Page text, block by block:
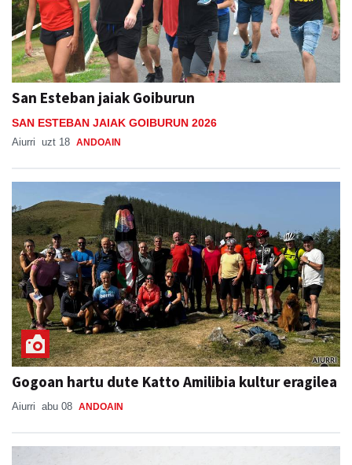
San Esteban jaiak Goiburun
SAN ESTEBAN JAIAK GOIBURUN 2026
Aiurri uzt 18 ANDOAIN
Gogoan hartu dute Katto Amilibia kultur eragilea
Aiurri abu 08 ANDOAIN